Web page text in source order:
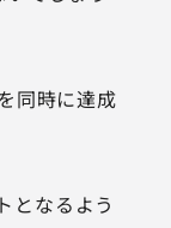
同時に達成
となるよう